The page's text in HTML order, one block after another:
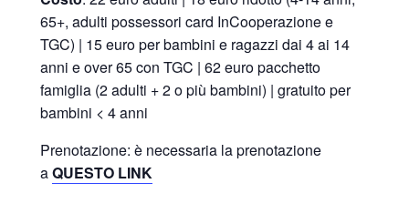
65+, adulti possessori card InCooperazione e
TGC) | 15 euro per bambini e ragazzi dai 4 ai 14
anni e over 65 con TGC | 62 euro pacchetto
famiglia (2 adulti + 2 o più bambini) | gratuito per
bambini < 4 anni
Prenotazione: è necessaria la prenotazione
aQUESTO LINK